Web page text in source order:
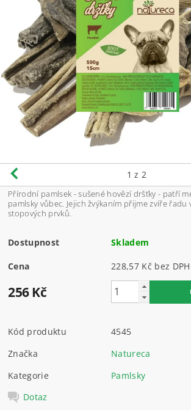
1 z 2
Přírodní pamlsek - sušené hovězí dršťky - patří
pamlsky vůbec. Jejich žvýkaním přijme zvíře řadu
stopových prvků.
Dostupnost Skladem
Cena 228,57 Kč bez DPH
256 Kč
Kód produktu
4545
Značka
Natureca
Kategorie
Pamlsky
Dotaz